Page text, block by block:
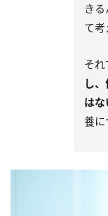
き
て考
それ
し
はな
養に